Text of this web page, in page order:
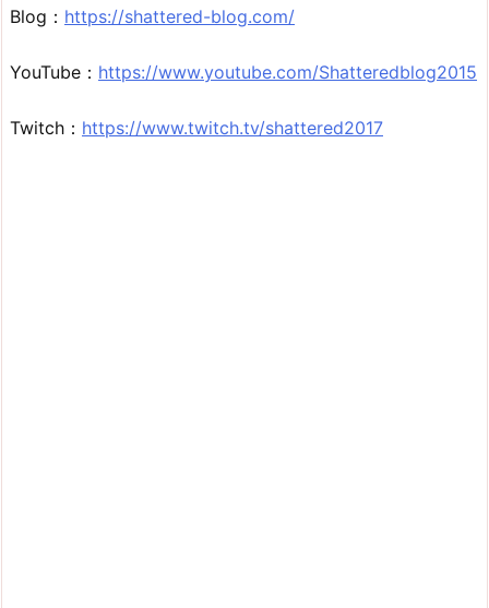
Blog： https://shattered-blog.com/
YouTube： https://www.youtube.com/Shatteredblog2015
Twitch： https://www.twitch.tv/shattered2017